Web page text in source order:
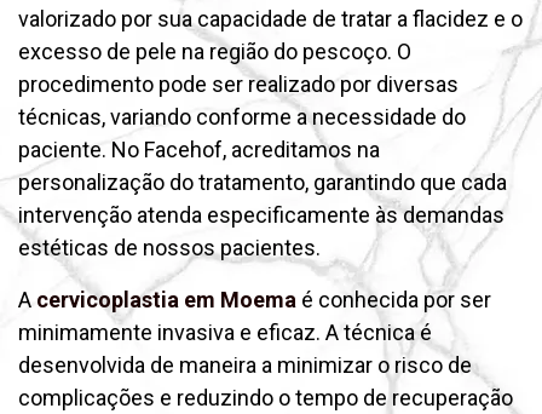
valorizado por sua capacidade de tratar a flacidez e o
excesso de pele na região do pescoço. O
procedimento pode ser realizado por diversas
técnicas, variando conforme a necessidade do
paciente. No Facehof, acreditamos na
personalização do tratamento, garantindo que cada
intervenção atenda especificamente às demandas
estéticas de nossos pacientes.
A cervicoplastia em Moema é conhecida por ser
minimamente invasiva e eficaz. A técnica é
desenvolvida de maneira a minimizar o risco de
complicações e reduzindo o tempo de recuperação